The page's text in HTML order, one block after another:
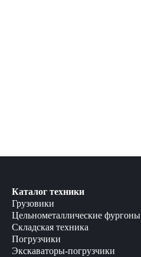
Каталог техники
Грузовики
Цельнометаллические фургоны
Складская техника
Погрузчики
Экскаваторы-погрузчики